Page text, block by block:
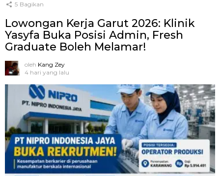
5 Bagikan
Lowongan Kerja Garut 2026: Klinik
Yasyfa Buka Posisi Admin, Fresh
Graduate Boleh Melamar!
oleh Kang Zey
4 hari yang lalu